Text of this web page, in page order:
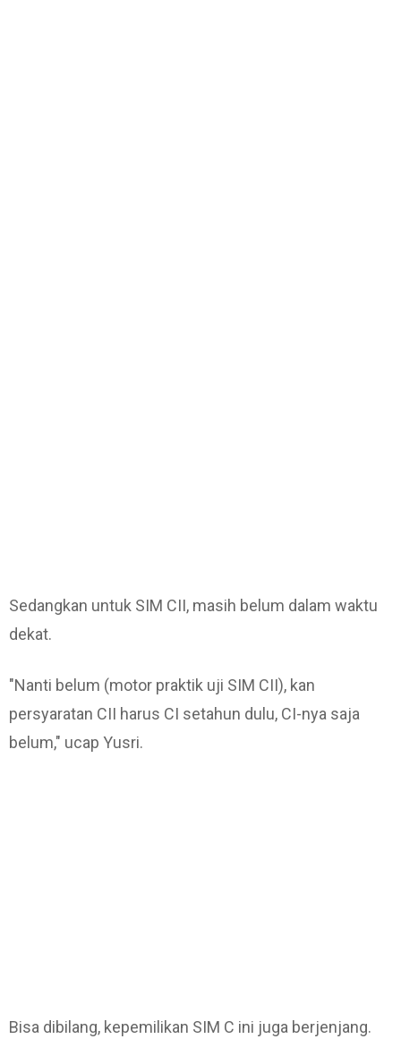
Sedangkan untuk SIM CII, masih belum dalam waktu
dekat.
"Nanti belum (motor praktik uji SIM CII), kan
persyaratan CII harus CI setahun dulu, CI-nya saja
belum," ucap Yusri.
Bisa dibilang, kepemilikan SIM C ini juga berjenjang.